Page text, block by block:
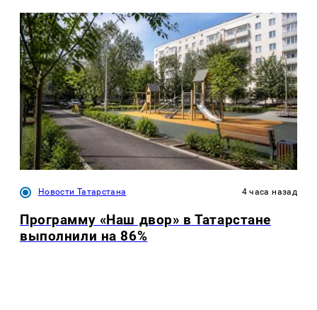
Новости Татарстана 4 часа назад
Программу «Наш двор» в Татарстане
выполнили на 86%